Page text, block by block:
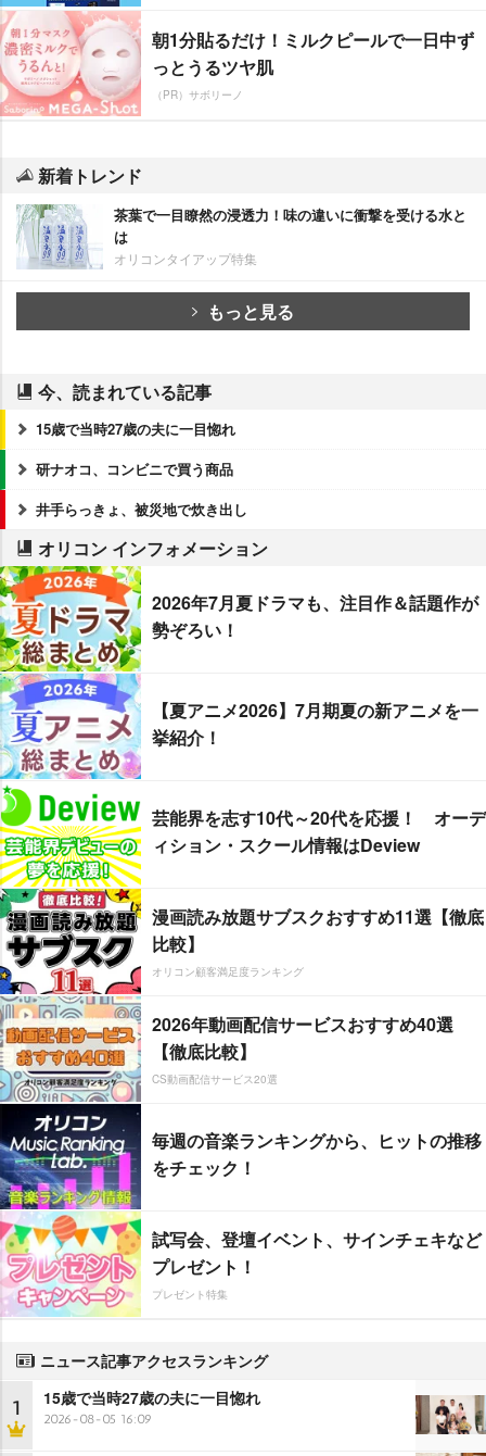
朝1分貼るだけ！ミルクピールで一日中ず
っとうるツヤ肌
（PR）サボリーノ
新着トレンド
茶葉で一目瞭然の浸透力！味の違いに衝撃を受ける水と
は
オリコンタイアップ特集
もっと見る
今、読まれている記事
15歳で当時27歳の夫に一目惚れ
研ナオコ、コンビニで買う商品
井手らっきょ、被災地で炊き出し
オリコン インフォメーション
2026年7月夏ドラマも、注目作＆話題作が
勢ぞろい！
【夏アニメ2026】7月期夏の新アニメを一
挙紹介！
芸能界を志す10代～20代を応援！ オーデ
ィション・スクール情報はDeview
漫画読み放題サブスクおすすめ11選【徹底
比較】
オリコン顧客満足度ランキング
2026年動画配信サービスおすすめ40選
【徹底比較】
CS動画配信サービス20選
毎週の音楽ランキングから、ヒットの推移
をチェック！
試写会、登壇イベント、サインチェキなど
プレゼント！
プレゼント特集
ニュース記事アクセスランキング
1 15歳で当時27歳の夫に一目惚れ
2026-08-05 16:09